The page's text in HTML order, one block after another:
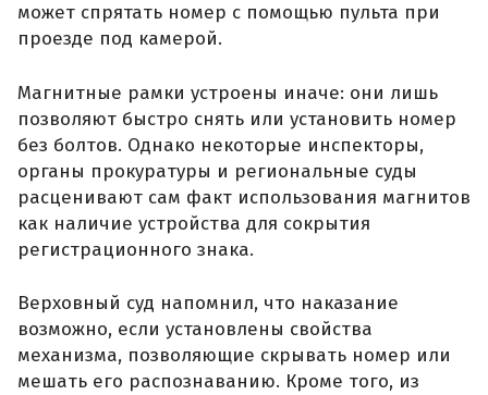
может спрятать номер с помощью пульта при
проезде под камерой.
Магнитные рамки устроены иначе: они лишь
позволяют быстро снять или установить номер
без болтов. Однако некоторые инспекторы,
органы прокуратуры и региональные суды
расценивают сам факт использования магнитов
как наличие устройства для сокрытия
регистрационного знака.
Верховный суд напомнил, что наказание
возможно, если установлены свойства
механизма, позволяющие скрывать номер или
мешать его распознаванию. Кроме того, из